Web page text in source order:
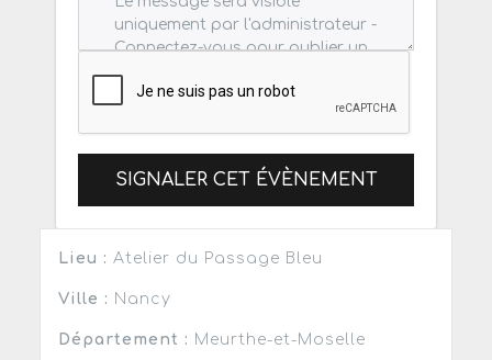
SIGNALER CET ÉVÈNEMENT
Lieu : Atelier du Passage Bleu
Ville : Nancy
Département : Meurthe-et-Moselle